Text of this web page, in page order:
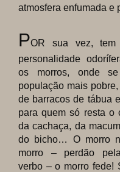
atmosfera enfumada e
POR sua vez, tem
personalidade
os morros, onde
população mais
de barracos de tábua
para quem só resta o
da cachaça, da
do bicho… O morro
morro – perdão
verbo – o morro fede!